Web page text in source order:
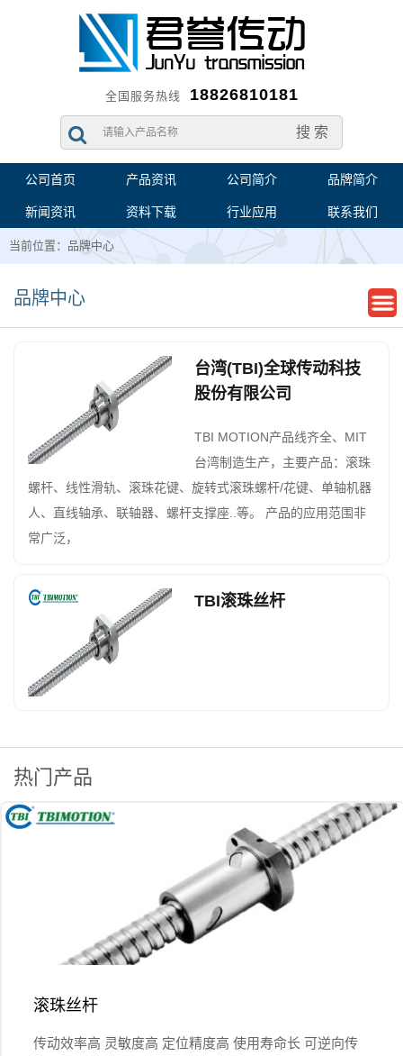
全国服务热线 18826810181
公司首页 产品资讯 公司简介 品牌简介
新闻资讯 资料下载 行业应用 联系我们
当前位置：品牌中心
品牌中心
台湾(TBI)全球传动科技
股份有限公司
TBI MOTION产品线齐全、MIT
台湾制造生产，主要产品：滚珠
螺杆、线性滑轨、滚珠花键、旋转式滚珠螺杆/花键、单轴机器
人、直线轴承、联轴器、螺杆支撑座..等。 产品的应用范围非
常广泛，
TBI滚珠丝杆
热门产品
滚珠丝杆
传动效率高 灵敏度高 定位精度高 使用寿命长 可逆向传